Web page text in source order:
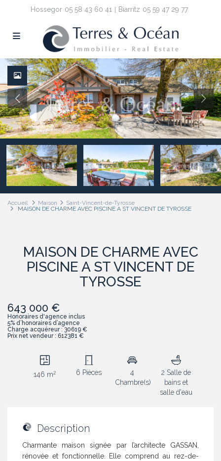
Hossegor 05 58 43 60 41 Biarritz 05 59 47 29 77
Accueil Maison
Saint-Vincent-de-Tyrosse
MAISON DE CHARME AVEC PISCINE A ST VINCENT DE TYROSSE
MAISON DE CHARME AVEC
PISCINE A ST VINCENT DE
TYROSSE
643 000 €
Honoraires d'agence inclus
5% d’honoraires d’agence
Charge acquéreur : 30619 €
Prix net vendeur : 612381 €
146 m2 6 Pièces
4
Chambre(s)
2 Salle de
bains et
salle d'eau
Description
Charmante maison signée par l’architecte GASSAN,
rénovée et fonctionnelle. Elle comprend au rez-de-